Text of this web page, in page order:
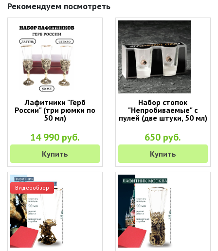
Рекомендуем посмотреть
Лафитники "Герб
России" (три рюмки по
50 мл)
14 990 руб.
Купить
Набор стопок
"Непробиваемые" с
пулей (две штуки, 50 мл)
650 руб.
Купить
Видеообзор